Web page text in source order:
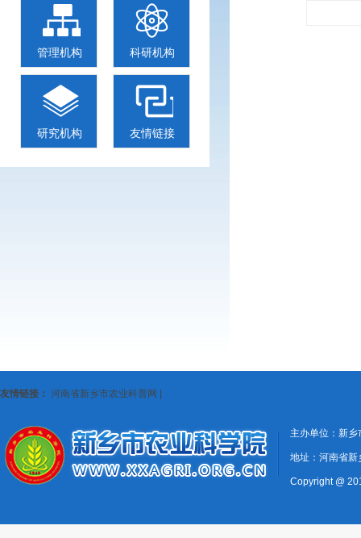
管理机构 科研机构
研究机构 友情链接
友情链接： 河南省新乡市农业科普网
主办单位：新
地址：河南省
Copyright @